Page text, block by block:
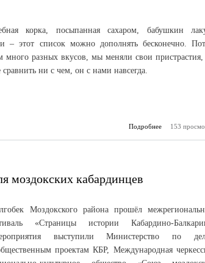
корка, посыпанная сахаром, бабушкин
– этот список можно дополнять бесконечно.
много разных вкусов, мы меняли свои
ни с чем, он с нами навсегда.
Подробнее
о
153
моздокских кабардинцев
Моздокского района прошёл
«Страницы истории Кабардино-
выступили Министерство по
проектам КБР, Международная